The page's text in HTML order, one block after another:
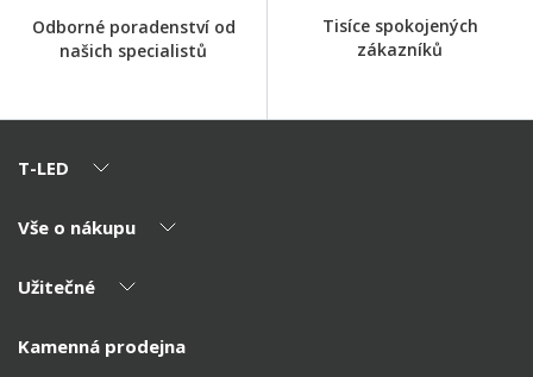
Odborné poradenství od
našich specialistů
Tisíce spokojených
zákazníků
T-LED
O nás
Kontakty
Tipy, rady a instalace
Vše o nákupu
Výhody T-LED
Montáž
Užitečné
Reklamace a vrácení
Kamenná prodejna